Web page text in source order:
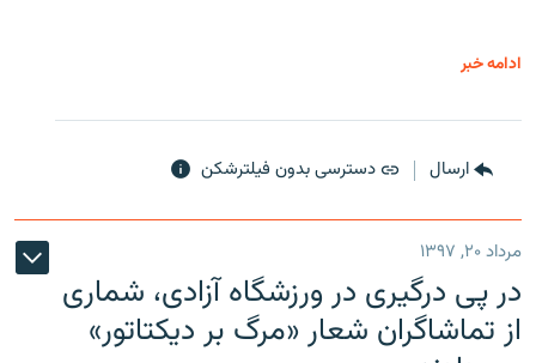
ادامه خبر
ارسال دسترسی بدون فیلترشکن
مرداد ۲۰, ۱۳۹۷
در پی درگیری در ورزشگاه آزادی، شماری
از تماشاگران شعار «مرگ بر دیکتاتور»